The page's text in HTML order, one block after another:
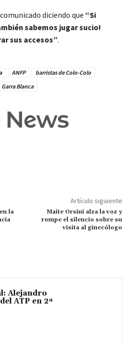
diciendo que “Si
sabemos jugar sucio!
sus accesos”.
ANFP
barristas de Colo-Colo
Garra Blanca
la
Artículo siguiente
Maite Orsini alza la voz y
rompe el silencio sobre su
visita al ginecólogo
Alejandro
ATP en 2ª